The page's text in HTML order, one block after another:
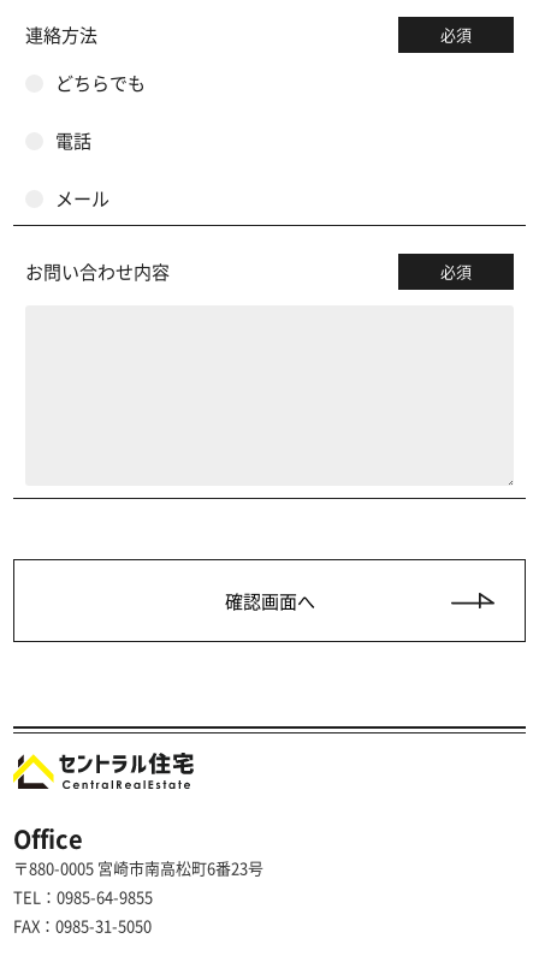
連絡方法 必須
どちらでも
電話
メール
お問い合わせ内容 必須
Office
〒880-0005 宮崎市南高松町6番23号
TEL：0985-64-9855
FAX：0985-31-5050